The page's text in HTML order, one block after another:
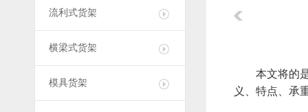
流利式货架
横梁式货架
模具货架
本文将的
义、特点、承